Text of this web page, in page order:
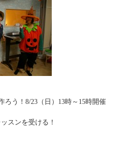
う！8/23（日）13時～15時開催
スンを受ける！